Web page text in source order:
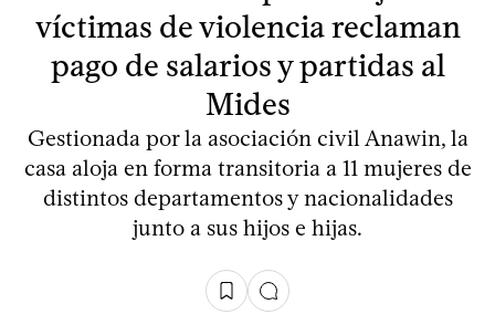
víctimas de violencia reclaman
pago de salarios y partidas al
Mides
Gestionada por la asociación civil Anawin, la
casa aloja en forma transitoria a 11 mujeres de
distintos departamentos y nacionalidades
junto a sus hijos e hijas.